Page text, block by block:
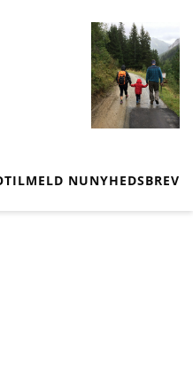
TILMELD NUNYHEDSBREV